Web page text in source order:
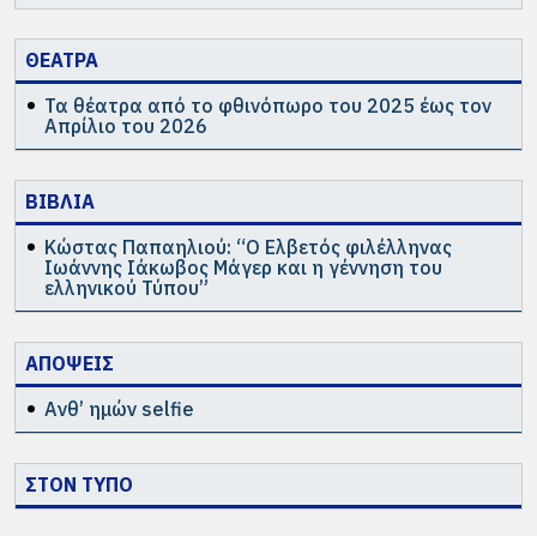
ΘΕΑΤΡΑ
Τα θέατρα από το φθινόπωρο του 2025 έως τον
Απρίλιο του 2026
ΒΙΒΛΙΑ
Κώστας Παπαηλιού: “Ο Ελβετός φιλέλληνας
Ιωάννης Ιάκωβος Μάγερ και η γέννηση του
ελληνικού Τύπου”
ΑΠΟΨΕΙΣ
Ανθ’ ημών selfie
ΣΤΟΝ ΤΥΠΟ